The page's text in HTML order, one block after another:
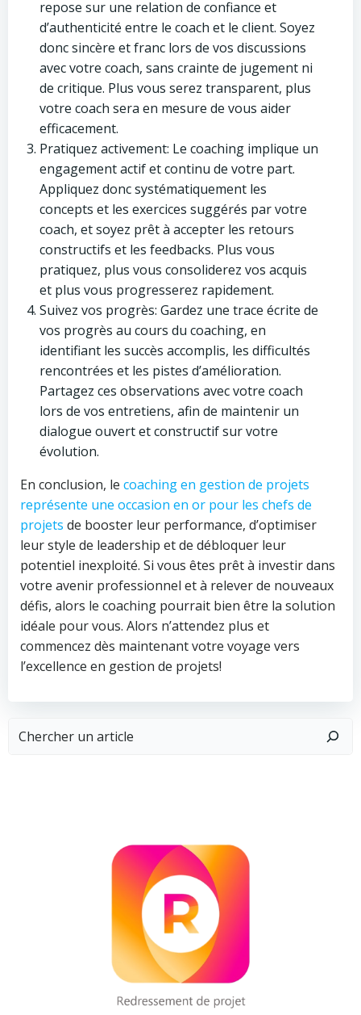
repose sur une relation de confiance et
d’authenticité entre le coach et le client. Soyez
donc sincère et franc lors de vos discussions
avec votre coach, sans crainte de jugement ni
de critique. Plus vous serez transparent, plus
votre coach sera en mesure de vous aider
efficacement.
Pratiquez activement: Le coaching implique un
engagement actif et continu de votre part.
Appliquez donc systématiquement les
concepts et les exercices suggérés par votre
coach, et soyez prêt à accepter les retours
constructifs et les feedbacks. Plus vous
pratiquez, plus vous consoliderez vos acquis
et plus vous progresserez rapidement.
Suivez vos progrès: Gardez une trace écrite de
vos progrès au cours du coaching, en
identifiant les succès accomplis, les difficultés
rencontrées et les pistes d’amélioration.
Partagez ces observations avec votre coach
lors de vos entretiens, afin de maintenir un
dialogue ouvert et constructif sur votre
évolution.
En conclusion, le coaching en gestion de projets
représente une occasion en or pour les chefs de
projets de booster leur performance, d’optimiser
leur style de leadership et de débloquer leur
potentiel inexploité. Si vous êtes prêt à investir dans
votre avenir professionnel et à relever de nouveaux
défis, alors le coaching pourrait bien être la solution
idéale pour vous. Alors n’attendez plus et
commencez dès maintenant votre voyage vers
l’excellence en gestion de projets!